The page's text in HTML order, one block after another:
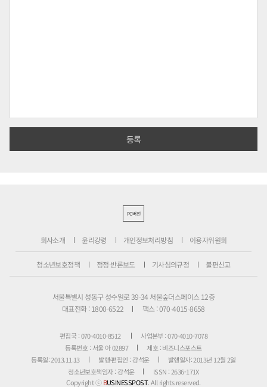
PC버전
회사소개 윤리강령 개인정보처리방침 이용자위원회
청소년보호정책 정정·반론보도 기사심의규정 불편신고
서울특별시 성동구 성수일로 39-34 서울숲더스페이스 12층
대표전화 : 1800-6522
팩스 : 070-4015-8658
편집국 : 070-4010-8512
사업본부 : 070-4010-7078
등록번호 : 서울 아 02897
제호 : 비즈니스포스트
등록일: 2013.11.13
발행·편집인 : 강석운
발행일자: 2013년 12월 2일
청소년보호책임자 : 강석운
ISSN : 2636-171X
Copyright ⓒBUSINESSPOST. All rights reserved.